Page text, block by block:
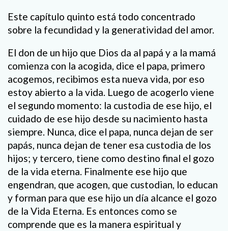
Este capítulo quinto está todo concentrado
sobre la fecundidad y la generatividad del amor.
El don de un hijo que Dios da al papá y a la mamá
comienza con la acogida, dice el papa, primero
acogemos, recibimos esta nueva vida, por eso
estoy abierto a la vida. Luego de acogerlo viene
el segundo momento: la custodia de ese hijo, el
cuidado de ese hijo desde su nacimiento hasta
siempre. Nunca, dice el papa, nunca dejan de ser
papás, nunca dejan de tener esa custodia de los
hijos; y tercero, tiene como destino final el gozo
de la vida eterna. Finalmente ese hijo que
engendran, que acogen, que custodian, lo educan
y forman para que ese hijo un día alcance el gozo
de la Vida Eterna. Es entonces como se
comprende que es la manera espiritual y